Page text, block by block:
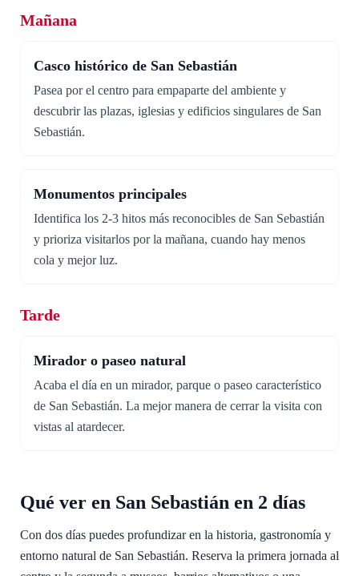
Mañana
Casco histórico de San Sebastián
Pasea por el centro para empaparte del ambiente y
descubrir las plazas, iglesias y edificios singulares de San
Sebastián.
Monumentos principales
Identifica los 2-3 hitos más reconocibles de San Sebastián
y prioriza visitarlos por la mañana, cuando hay menos
cola y mejor luz.
Tarde
Mirador o paseo natural
Acaba el día en un mirador, parque o paseo característico
de San Sebastián. La mejor manera de cerrar la visita con
vistas al atardecer.
Qué ver en San Sebastián en 2 días
Con dos días puedes profundizar en la historia, gastronomía y
entorno natural de San Sebastián. Reserva la primera jornada al